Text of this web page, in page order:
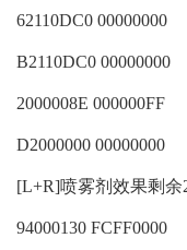
62110DC0 00000000
B2110DC0 00000000
2000008E 000000FF
D2000000 00000000
[L+R]喷雾剂效果剩余
94000130 FCFF0000